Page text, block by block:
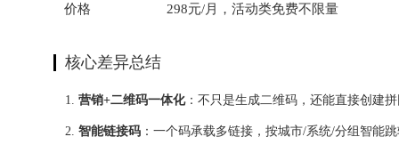
价格 298元/月，活动类免费不限量
核心差异总结
营销+二维码一体化：不只是生成二维码，还能直接创建
智能链接码 ：一个码承载多链接，按城市/系统/分组智能